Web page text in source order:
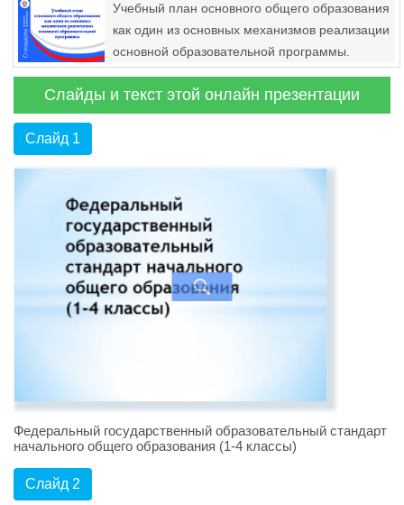
Учебный план основного общего образования
как один из основных механизмов реализации
основной образовательной программы.
Слайды и текст этой онлайн презентации
Слайд 1
Федеральный государственный образовательный стандарт
начального общего образования (1-4 классы)
Слайд 2